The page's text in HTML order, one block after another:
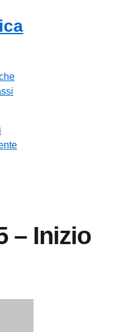
– Inizio